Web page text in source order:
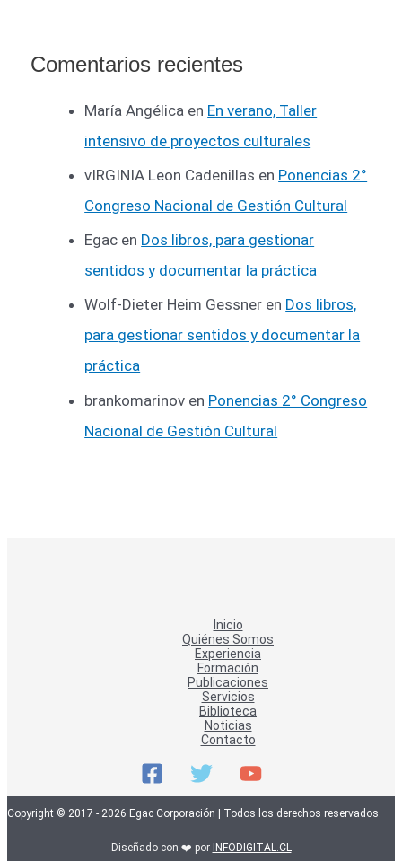
Comentarios recientes
María Angélica en En verano, Taller
intensivo de proyectos culturales
vIRGINIA Leon Cadenillas en Ponencias 2°
Congreso Nacional de Gestión Cultural
Egac en Dos libros, para gestionar
sentidos y documentar la práctica
Wolf-Dieter Heim Gessner en Dos libros,
para gestionar sentidos y documentar la
práctica
brankomarinov en Ponencias 2° Congreso
Nacional de Gestión Cultural
Inicio
Quiénes Somos
Experiencia
Formación
Publicaciones
Servicios
Biblioteca
Noticias
Contacto
Copyright © 2017 - 2026 Egac Corporación | Todos los derechos reservados.
Diseñado con ❤️ por INFODIGITAL.CL